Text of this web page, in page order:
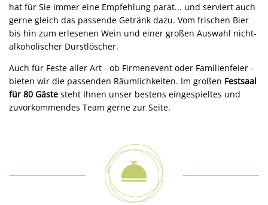
hat für Sie immer eine Empfehlung parat... und serviert auch
gerne gleich das passende Getränk dazu. Vom frischen Bier
bis hin zum erlesenen Wein und einer großen Auswahl nicht-
alkoholischer Durstlöscher.
Auch für Feste aller Art - ob Firmenevent oder Familienfeier -
bieten wir die passenden Räumlichkeiten. Im großen Festsaal
für 80 Gäste steht Ihnen unser bestens eingespieltes und
zuvorkommendes Team gerne zur Seite.